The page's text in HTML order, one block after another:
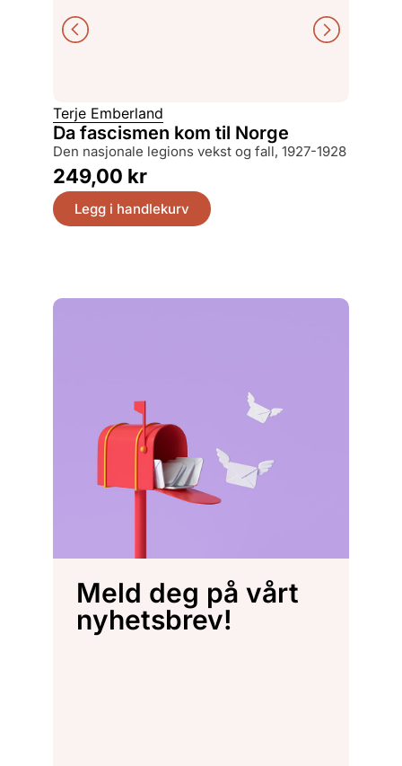
Terje Emberland
Da fascismen kom til Norge
den nasjonale legions vekst og fall, 1927-1928
249,00 kr
Legg i handlekurv
Meld deg på vårt
nyhetsbrev!